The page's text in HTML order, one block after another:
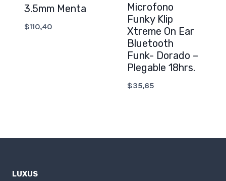
3.5mm Menta
$110,40
Microfono
Funky Klip
Xtreme On Ear
Bluetooth
Funk- Dorado –
Plegable 18hrs.
$35,65
LUXUS